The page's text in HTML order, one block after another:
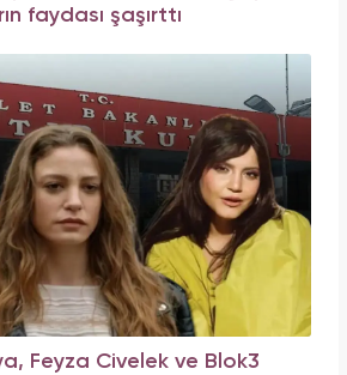
faydası şaşırttı
Feyza Civelek ve Blok3